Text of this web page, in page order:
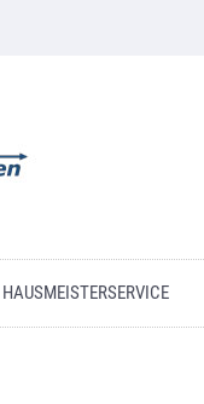
HAUSMEISTERSERVICE